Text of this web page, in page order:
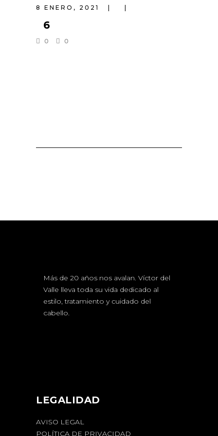
8 ENERO, 2021
6
0 0
Más de 20 años nos avalan. Víctor del
Valle lleva toda su vida dedicado al
estilo, tratamiento y cuidado del
cabello.
LEGALIDAD
AVISO LEGAL
POLÍTICA DE PRIVACIDAD